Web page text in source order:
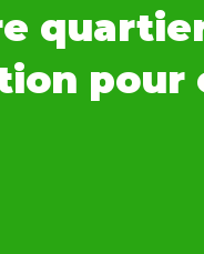
pour